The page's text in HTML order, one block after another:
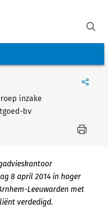
inzake
bv
8 april 2014 in hoger
Leeuwarden met
verdedigd.